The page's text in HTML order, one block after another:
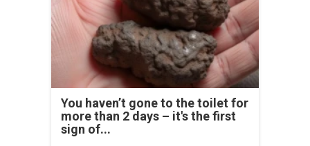
You haven’t gone to the toilet for
more than 2 days – it's the first
sign of...